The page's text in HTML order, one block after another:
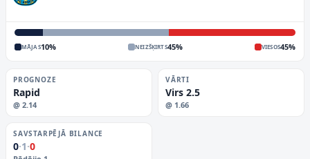
MĀJAS10% NEIZŠĶIRTS45% VIESOS45%
PROGNOZE
Rapid
@ 2.14
VĀRTI
Virs 2.5
@ 1.66
SAVSTARPĒJĀ BILANCE
0·1·0